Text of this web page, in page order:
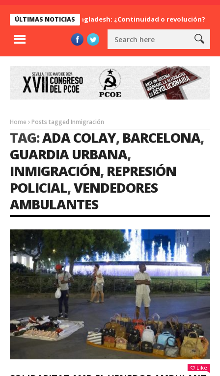
ÚLTIMAS NOTICIASBangladesh: ¿Continuidad o revolución?
Home Posts tagged Inmigración
TAG:ADA COLAY, BARCELONA,
GUARDIA URBANA,
INMIGRACIÓN, REPRESIÓN
POLICIAL,VENDEDORES
AMBULANTES
Like